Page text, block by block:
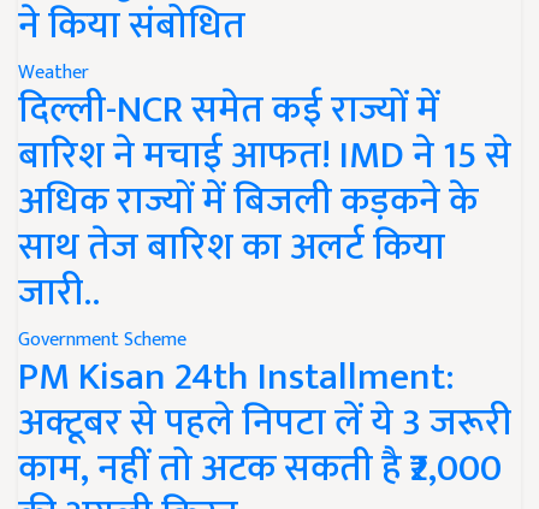
ने किया संबोधित
Weather
दिल्ली-NCR समेत कई राज्यों में
बारिश ने मचाई आफत! IMD ने 15 से
अधिक राज्यों में बिजली कड़कने के
साथ तेज बारिश का अलर्ट किया
जारी..
Government Scheme
PM Kisan 24th Installment:
अक्टूबर से पहले निपटा लें ये 3 जरूरी
काम, नहीं तो अटक सकती है ₹2,000